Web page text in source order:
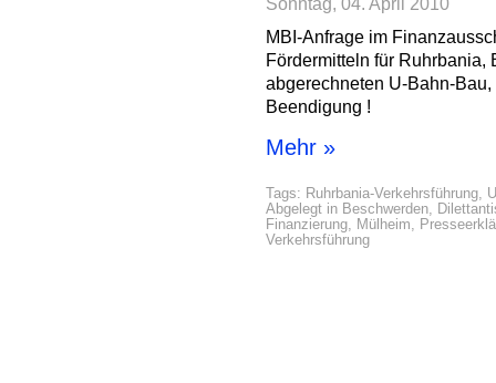
MBI-Anfrage im
Fördermitteln für Ruhrbania,
abgerechneten U-Bahn-
Beendigung !
Mehr »
Tags: Ruhrbania-Verkehrsführung,
Abgelegt in Beschwerden,
Finanzierung, Mülheim,
Verkehrsführung